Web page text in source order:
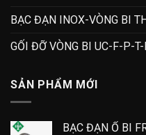
BẠC ĐẠN INOX-VÒNG BI
GỐI ĐỠ VÒNG BI UC-F-P-
SẢN PHẨM MỚI
BẠC ĐẠN Ổ BI